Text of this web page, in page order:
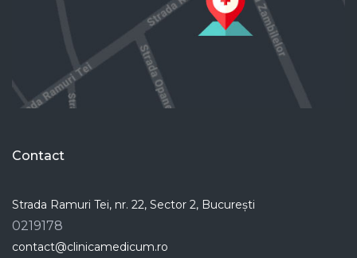
Contact
Strada Ramuri Tei, nr. 22, Sector 2, București
0219178
contact@clinicamedicum.ro